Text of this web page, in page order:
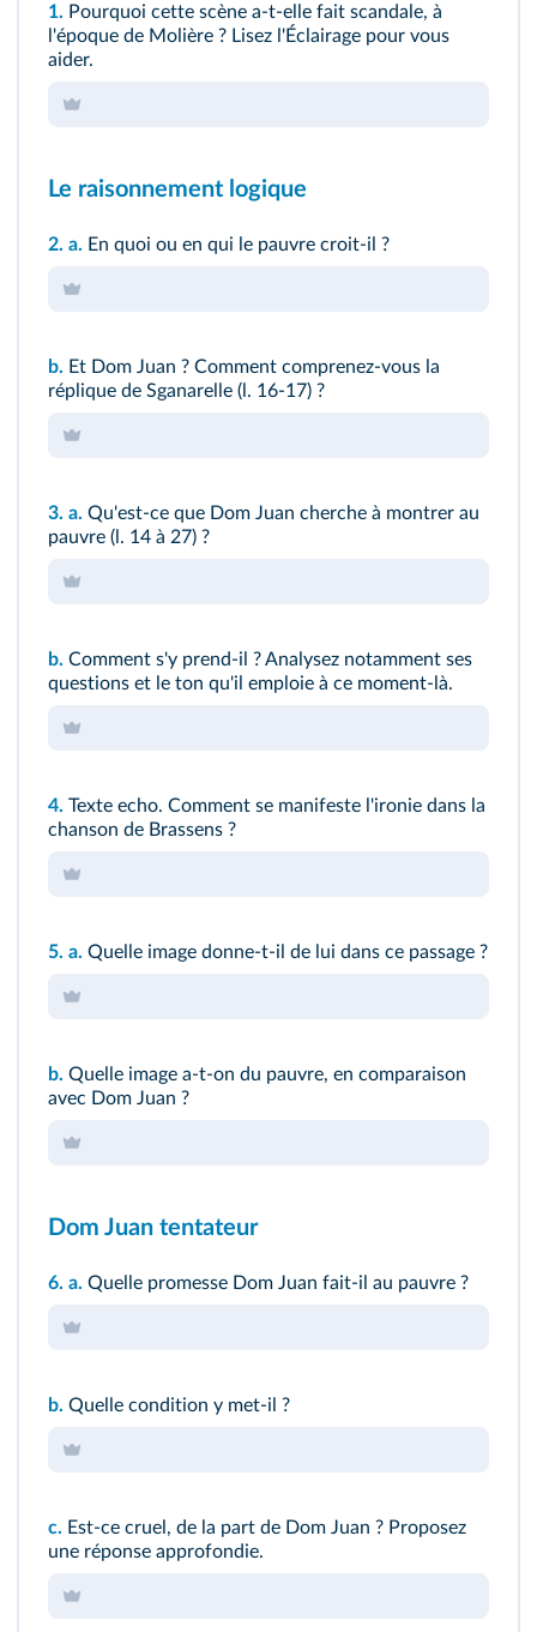
1. Pourquoi cette scène a-t-elle fait scandale, à
l'époque de Molière ? Lisez l'Éclairage pour vous
aider.
Le raisonnement logique
2. a. En quoi ou en qui le pauvre croit-il ?
b. Et Dom Juan ? Comment comprenez-vous la
réplique de Sganarelle ( l. 16-17) ?
3. a. Qu'est-ce que Dom Juan cherche à montrer au
pauvre ( l. 14 à 27) ?
b. Comment s'y prend-il ? Analysez notamment ses
questions et le ton qu'il emploie à ce moment-là.
4. Texte echo. Comment se manifeste l'ironie dans la
chanson de Brassens ?
5. a. Quelle image donne-t-il de lui dans ce passage ?
b. Quelle image a-t-on du pauvre, en comparaison
avec Dom Juan ?
Dom Juan tentateur
6. a. Quelle promesse Dom Juan fait-il au pauvre ?
b. Quelle condition y met-il ?
c. Est-ce cruel, de la part de Dom Juan ? Proposez
une réponse approfondie.